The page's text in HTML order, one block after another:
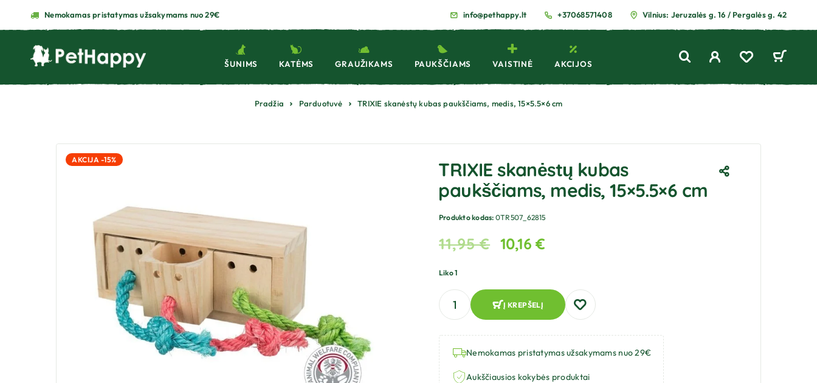
Nemokamas pristatymas užsakymams nuo 29€ info@pethappy.lt +37068571408 Vilnius: Jeruzalės g. 16 / Pergalės g. 42
ŠUNIMS KATĖMS GRAUŽIKAMS PAUKŠČIAMS VAISTINĖ AKCIJOS
Pradžia Parduotuvė TRIXIE skanėstų kubas paukščiams, medis, 15×5.5×6 cm
AKCIJA -15%
TRIXIE skanėstų kubas
paukščiams, medis, 15×5.5×6 cm
Produkto kodas: 0TR507_62815
11,95€ 10,16€
Liko 1
Į KREPŠELĮ
Nemokamas pristatymas užsakymams nuo 29€
Aukščiausios kokybės produktai